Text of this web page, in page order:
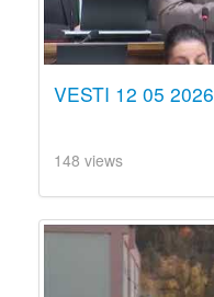
VESTI 12 05 2026
148 views